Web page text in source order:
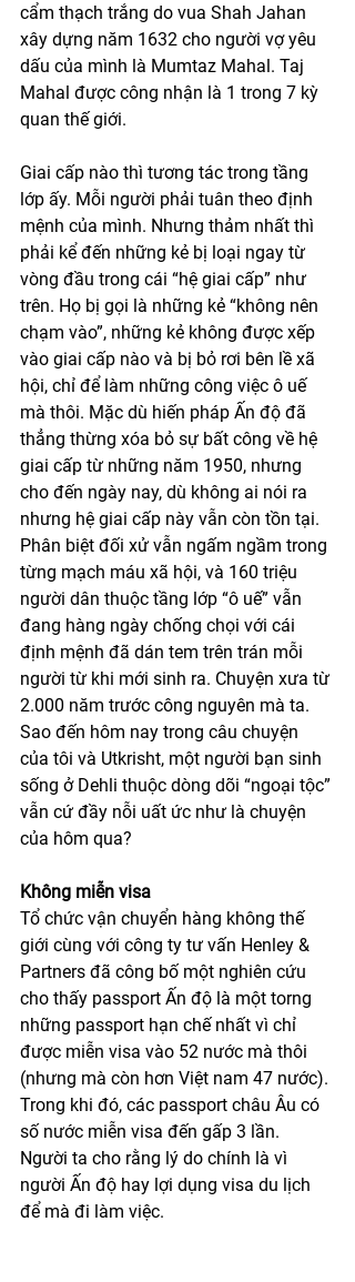
cẩm thạch trắng do vua Shah Jahan
xây dựng năm 1632 cho người vợ yêu
dấu của mình là Mumtaz Mahal. Taj
Mahal được công nhận là 1 trong 7 kỳ
quan thế giới.
Giai cấp nào thì tương tác trong tầng
lớp ấy. Mỗi người phải tuân theo định
mệnh của mình. Nhưng thảm nhất thì
phải kể đến những kẻ bị loại ngay từ
vòng đầu trong cái “hệ giai cấp” như
trên. Họ bị gọi là những kẻ “không nên
chạm vào”, những kẻ không được xếp
vào giai cấp nào và bị bỏ rơi bên lề xã
hội, chỉ để làm những công việc ô uế
mà thôi. Mặc dù hiến pháp Ấn độ đã
thẳng thừng xóa bỏ sự bất công về hệ
giai cấp từ những năm 1950, nhưng
cho đến ngày nay, dù không ai nói ra
nhưng hệ giai cấp này vẫn còn tồn tại.
Phân biệt đối xử vẫn ngấm ngầm trong
từng mạch máu xã hội, và 160 triệu
người dân thuộc tầng lớp “ô uế” vẫn
đang hàng ngày chống chọi với cái
định mệnh đã dán tem trên trán mỗi
người từ khi mới sinh ra. Chuyện xưa từ
2.000 năm trước công nguyên mà ta.
Sao đến hôm nay trong câu chuyện
của tôi và Utkrisht, một người bạn sinh
sống ở Dehli thuộc dòng dõi “ngoại tộc”
vẫn cứ đầy nỗi uất ức như là chuyện
của hôm qua?
Không miễn visa
Tổ chức vận chuyển hàng không thế
giới cùng với công ty tư vấn Henley &
Partners đã công bố một nghiên cứu
cho thấy passport Ấn độ là một torng
những passport hạn chế nhất vì chỉ
được miễn visa vào 52 nước mà thôi
(nhưng mà còn hơn Việt nam 47 nước).
Trong khi đó, các passport châu Âu có
số nước miễn visa đến gấp 3 lần.
Người ta cho rằng lý do chính là vì
người Ấn độ hay lợi dụng visa du lịch
để mà đi làm việc.